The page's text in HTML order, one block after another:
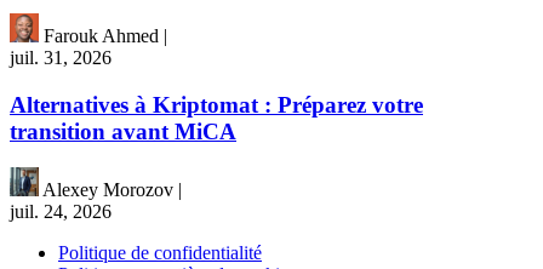
Farouk Ahmed |
juil. 31, 2026
Alternatives à Kriptomat : Préparez votre
transition avant MiCA
Alexey Morozov
juil. 24, 2026
Politique de confidentialité